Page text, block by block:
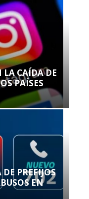
LA CAÍDA DE
PAÍSES
PREFIJOS
EN